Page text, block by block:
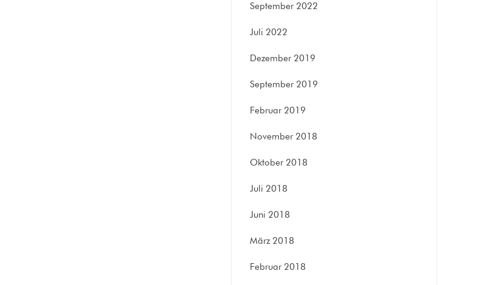
September 2022
Juli 2022
Dezember 2019
September 2019
Februar 2019
November 2018
Oktober 2018
Juli 2018
Juni 2018
März 2018
Februar 2018